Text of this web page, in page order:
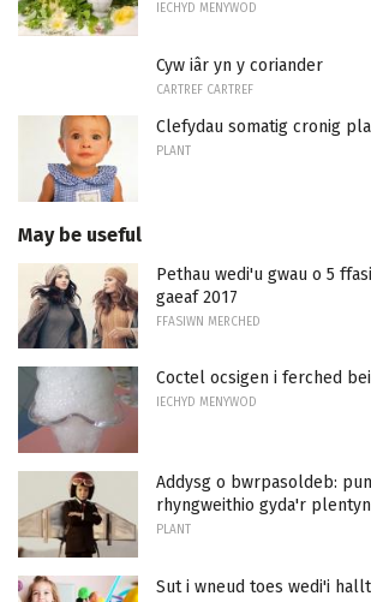
IECHYD MENYWOD
Cyw iâr yn y coriander
CARTREF CARTREF
Clefydau somatig cronig
PLANT
May be useful
Pethau wedi'u gwau o 5
gaeaf 2017
FFASIWN MERCHED
Coctel ocsigen i ferched
IECHYD MENYWOD
Addysg o bwrpasoldeb:
rhyngweithio gyda'r plentyn
PLANT
Sut i wneud toes wedi'i